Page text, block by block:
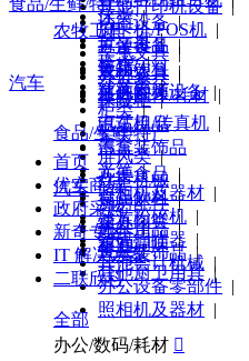
其他打印机设备 |
刷卡机/POS机 |
学生文具 |
办公家具 |
保险柜|
电话机/传真机 |
墨盒|
光笔|
照相机及器材 |
芯片粉碎机 |
条码扫描器 |
其他会计机械 |
办公设备零部件 |
照相机及器材 |
话筒设备|
扩音设备 |
音箱|
其他音频设备|
床类|
台，桌|
椅/凳|
沙发类|
柜类|
架类|
屏风类|
炊事机械 |
厨房配件|
厨具|
餐具|
其他厨卫用具 |
农牧工具
农机农具 |
工具配件/耗材 |
食品/生鲜/特产
方便食品
食品饮料
速冻肉类
食品/生鲜/特产
方便食品 |
食品饮料|
速冻肉类|
粮油调味|
汽车
汽车用品
汽车装饰品
汽车
汽车用品|
汽车装饰品|
首页
优实商城
政府采购
新奇专区
IT 解决方案
二联欣科
全部
办公/数码/耗材 